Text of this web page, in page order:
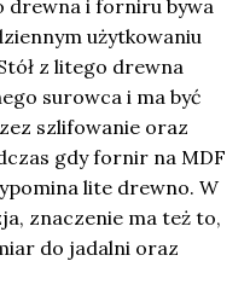
drewna i forniru bywa
użytkowaniu
z litego drewna
surowca i ma być
szlifowanie oraz
gdy fornir na MDF
lite drewno. W
znaczenie ma też to,
do jadalni oraz